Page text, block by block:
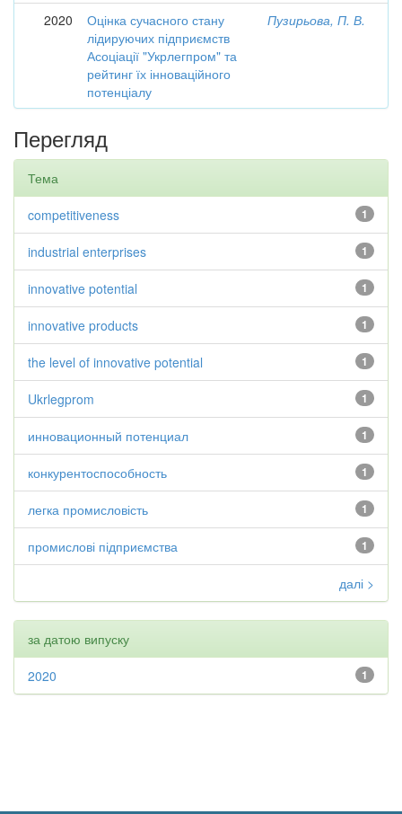
2020
Оцінка сучасного стану
лідируючих підприємств
Асоціації "Укрлегпром" та
рейтинг їх інноваційного
потенціалу
Пузирьова, П. В.
Перегляд
Тема
1
competitiveness
1
industrial enterprises
1
innovative potential
1
innovative products
1
the level of innovative potential
1
Ukrlegprom
1
инновационный потенциал
1
конкурентоспособность
1
легка промисловість
1
промислові підприємства
далі >
за датою випуску
1
2020